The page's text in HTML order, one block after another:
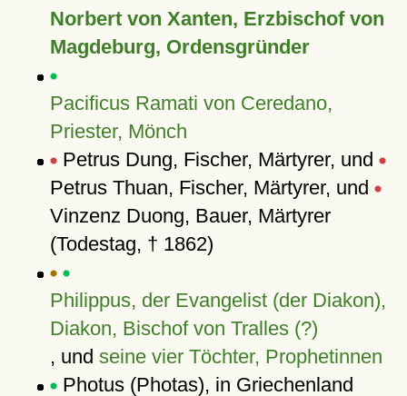
Norbert von Xanten, Erzbischof von
Magdeburg, Ordensgründer
Pacificus Ramati von Ceredano,
Priester, Mönch
Petrus Dung, Fischer, Märtyrer, und
Petrus Thuan, Fischer, Märtyrer, und
Vinzenz Duong, Bauer, Märtyrer
(Todestag, † 1862)
Philippus, der Evangelist (der Diakon),
Diakon, Bischof von Tralles (?)
, und seine vier Töchter, Prophetinnen
Photus (Photas), in Griechenland